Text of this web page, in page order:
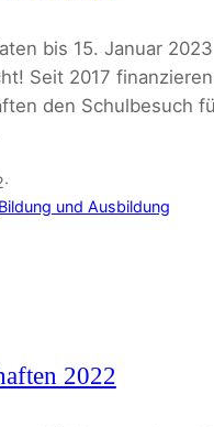
bis 15. Januar 2023
Seit 2017
den Schulbesuch
·
Bildung und Ausbildung
2022